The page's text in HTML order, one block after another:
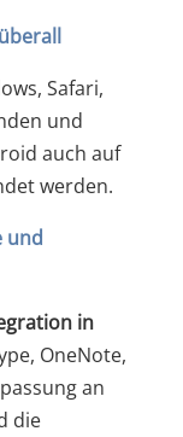
Safari,
und
auch auf
werden.
und
in
OneNote,
an
die